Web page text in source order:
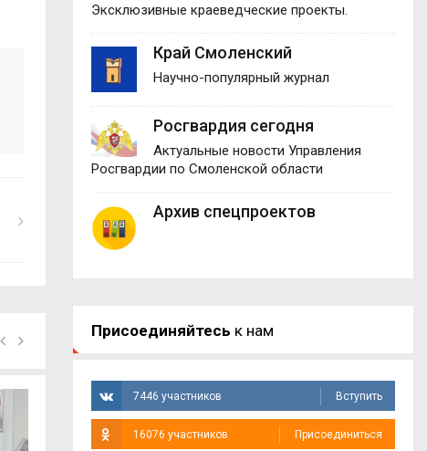
Эксклюзивные краеведческие проекты.
Край Смоленский
Научно-популярный журнал
Росгвардия сегодня
Актуальные новости Управления
Росгвардии по Смоленской области
Архив спецпроектов
Присоединяйтесь к нам
7446 участников Вступить
16076 участников Присоединиться